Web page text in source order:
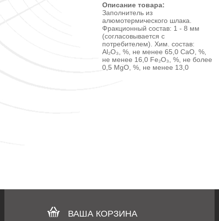
Описание товара:
Заполнитель из
алюмотермического шлака.
Фракционный состав: 1 - 8 мм
(согласовывается с
потребителем). Хим. состав:
Al₂O₃, %, не менее 65,0 CaO, %,
не менее 16,0 Fe₂O₃, %, не более
0,5 MgO, %, не менее 13,0
ВАША КОРЗИНА